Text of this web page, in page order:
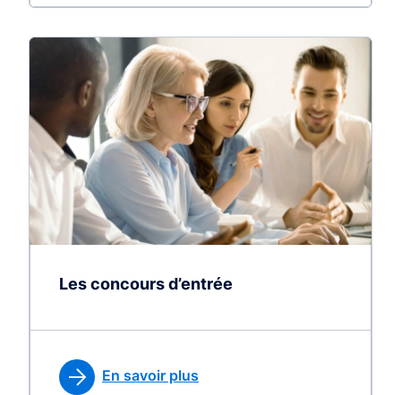
Les concours d’entrée
En savoir plus